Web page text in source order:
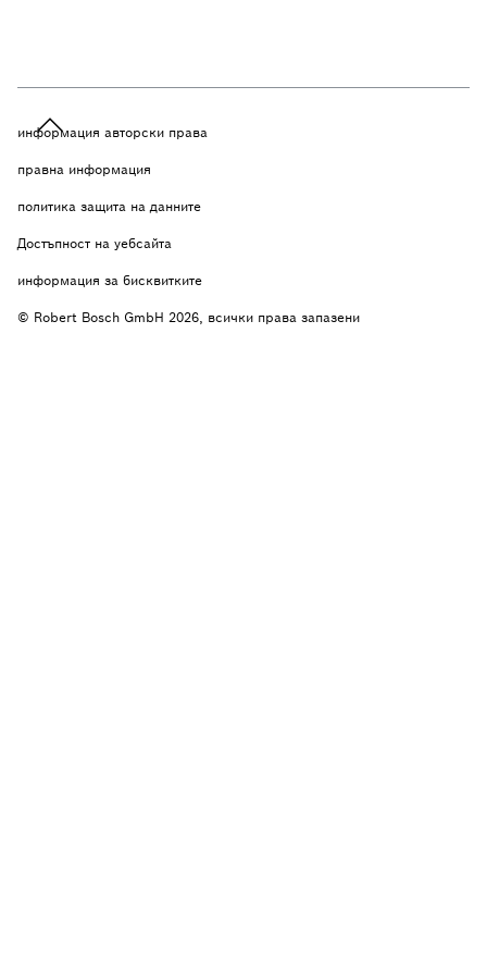
информация авторски права
правна информация
политика защита на данните
Достъпност на уебсайта
информация за бисквитките
© Robert Bosch GmbH 2026, всички права запазени